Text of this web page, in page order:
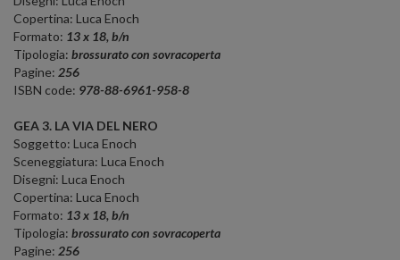
Copertina: Luca Enoch
Formato: 13 x 18, b/n
Tipologia: brossurato con sovracoperta
Pagine: 256
ISBN code: 978-88-6961-958-8
GEA 3. LA VIA DEL NERO
Soggetto: Luca Enoch
Sceneggiatura: Luca Enoch
Disegni: Luca Enoch
Copertina: Luca Enoch
Formato: 13 x 18, b/n
Tipologia: brossurato con sovracoperta
Pagine: 256